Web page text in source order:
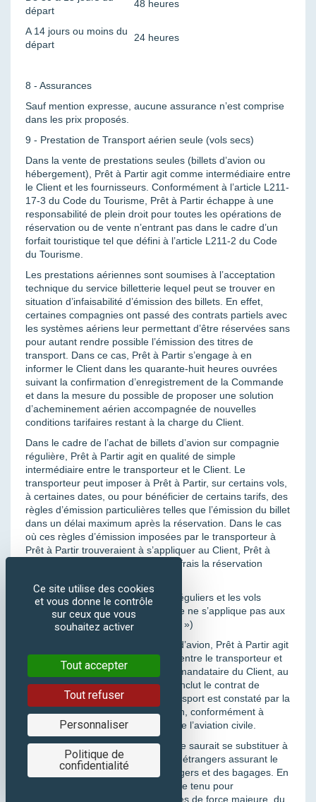
départ
48 heures
A 14 jours ou moins du
départ
24 heures
8 - Assurances
Sauf mention expresse, aucune assurance n’est comprise
dans les prix proposés.
9 - Prestation de Transport aérien seule (vols secs)
Dans la vente de prestations seules (billets d’avion ou
hébergement), Prêt à Partir agit comme intermédiaire entre
le Client et les fournisseurs. Conformément à l’article L211-
17-3 du Code du Tourisme, Prêt à Partir échappe à une
responsabilité de plein droit pour toutes les opérations de
réservation ou de vente n’entrant pas dans le cadre d’un
forfait touristique tel que défini à l’article L211-2 du Code
du Tourisme.
Les prestations aériennes sont soumises à l’acceptation
technique du service billetterie lequel peut se trouver en
situation d’infaisabilité d’émission des billets. En effet,
certaines compagnies ont passé des contrats partiels avec
les systèmes aériens leur permettant d’être réservées sans
pour autant rendre possible l’émission des titres de
transport. Dans ce cas, Prêt à Partir s’engage à en
informer le Client dans les quarante-huit heures ouvrées
suivant la confirmation d’enregistrement de la Commande
et dans la mesure du possible de proposer une solution
d’acheminement aérien accompagnée de nouvelles
conditions tarifaires restant à la charge du Client.
Dans le cadre de l’achat de billets d’avion sur compagnie
régulière, Prêt à Partir agit en qualité de simple
intermédiaire entre le transporteur et le Client. Le
transporteur peut imposer à Prêt à Partir, sur certains vols,
à certaines dates, ou pour bénéficier de certains tarifs, des
règles d’émission particulières telles que l’émission du billet
dans un délai maximum après la réservation. Dans le cas
où ces règles d’émission imposées par le transporteur à
Prêt à Partir trouveraient à s’appliquer au Client, Prêt à
Partir sera en droit d’annuler sans frais la réservation
9.1 Responsabilités pour les vols réguliers et les vols
affrétés ou charters (ce paragraphe ne s’applique pas aux
réservations de vols dits « low-cost »)
Dans le cadre de l’achat de billets d’avion, Prêt à Partir agit
en qualité de simple intermédiaire entre le transporteur et
le Client. Prêt à Partir agit comme mandataire du Client, au
nom et pour le compte duquel il conclut le contrat de
transport aérien. Le contrat de transport est constaté par la
simple délivrance des billets d’avion, conformément à
l’article L.322-1 du Code français de l’aviation civile.
La responsabilité de Prêt à Partir ne saurait se substituer à
celle des transporteurs français ou étrangers assurant le
transport ou le transfert des passagers et des bagages. En
aucun cas, Prêt à Partir ne peut être tenu pour
responsable du fait de circonstances de force majeure, du
Ce site utilise des cookies
et vous donne le contrôle
sur ceux que vous
souhaitez activer
Tout accepter
Tout refuser
Personnaliser
Politique de
confidentialité